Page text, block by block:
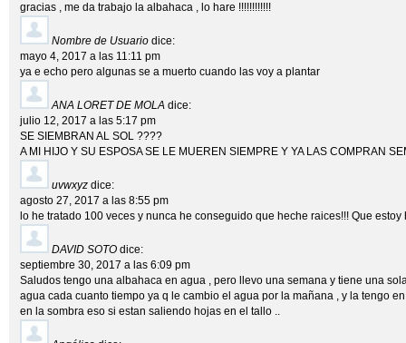
gracias , me da trabajo la albahaca , lo hare !!!!!!!!!!!!
Nombre de Usuario dice:
mayo 4, 2017 a las 11:11 pm
ya e echo pero algunas se a muerto cuando las voy a plantar
ANA LORET DE MOLA dice:
julio 12, 2017 a las 5:17 pm
SE SIEMBRAN AL SOL ????
A MI HIJO Y SU ESPOSA SE LE MUEREN SIEMPRE Y YA LAS COMPRAN
uvwxyz dice:
agosto 27, 2017 a las 8:55 pm
lo he tratado 100 veces y nunca he conseguido que heche raices!!! Que
DAVID SOTO dice:
septiembre 30, 2017 a las 6:09 pm
Saludos tengo una albahaca en agua , pero llevo una semana y tiene una
agua cada cuanto tiempo ya q le cambio el agua por la mañana , y la tengo
en la sombra eso si estan saliendo hojas en el tallo ..